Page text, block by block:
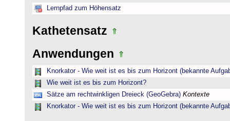
Lernpfad zum Höhensatz
Kathetensatz
Anwendungen
Knorkator - Wie weit ist es bis zum Horizont (bekannte
Wie weit ist es bis zum Horizont?
Sätze am rechtwinkligen Dreieck (GeoGebra) Kontexte
Knorkator - Wie weit ist es bis zum Horizont (bekannte